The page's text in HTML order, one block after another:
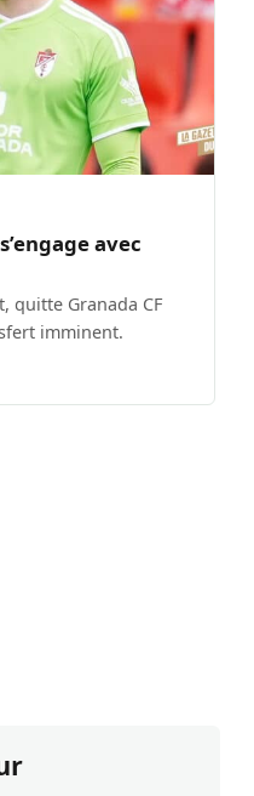
avec
quitte Granada CF
imminent.